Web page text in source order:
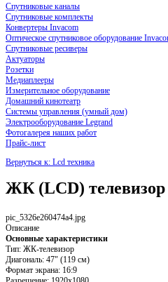
Спутниковые каналы
Спутниковые комплекты
Конвертеры Invacom
Оптическое спутниковое оборудование
Спутниковые ресиверы
Актуаторы
Розетки
Медиаплееры
Измерительное оборудование
Домашний кинотеатр
Системы управления (умный дом)
Электрооборудование Legrand
Фотогалерея наших работ
Прайс-лист
Вернуться к: Lcd техника
ЖК (LCD) телевизор
pic_5326e260474a4.jpg
Описание
Основные характеристики
Тип: ЖК-телевизор
Диагональ: 47" (119 см)
Формат экрана: 16:9